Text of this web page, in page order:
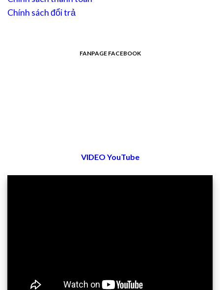
Chính sách đổi trả
FANPAGE FACEBOOK
VIDEO YouTube